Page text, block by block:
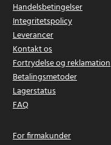
Handelsbetingelser
Integritetspolicy
Leverancer
Kontakt os
Fortrydelse og reklamation
Betalingsmetoder
Lagerstatus
FAQ
For firmakunder